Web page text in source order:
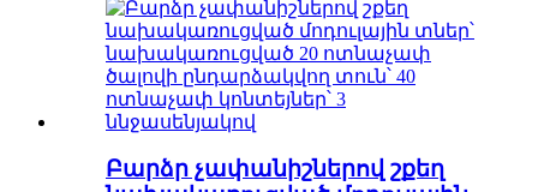
Բարձր չափանիշներով շքեղ